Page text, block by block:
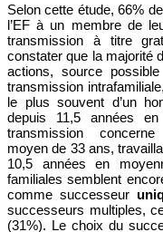
Selon cette étude, 66%
l’EF à un membre de
transmission à titre
constater que la majorité
actions, source
transmission
le plus souvent d’un
depuis 11,5 années
transmission
moyen de 33 ans,
10,5 années en
familiales semblent
comme successeur
successeurs multiples,
(31%). Le choix du